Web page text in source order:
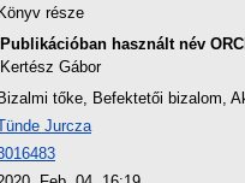
Könyv része
Publikációban használt név
Kertész Gábor
Bizalmi tőke, Befektetői bizalom,
Jurcza